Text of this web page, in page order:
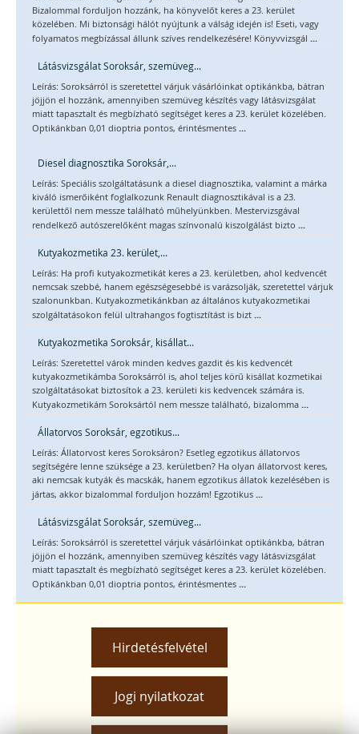
Bizalommal forduljon hozzánk, ha könyvelőt keres a 23. kerület
közelében. Mi biztonsági hálót nyújtunk a válság idején is! Eseti, vagy
folyamatos megbízással állunk szíves rendelkezésére! Könyvvizsgál ...
Látásvizsgálat Soroksár, szemüveg...
Leírás: Soroksárról is szeretettel várjuk vásárlóinkat optikánkba, bátran
jöjjön el hozzánk, amennyiben szemüveg készítés vagy látásvizsgálat
miatt tapasztalt és megbízható segítséget keres a 23. kerület közelében.
Optikánkban 0,01 dioptria pontos, érintésmentes ...
Diesel diagnosztika Soroksár,...
Leírás: Speciális szolgáltatásunk a diesel diagnosztika, valamint a márka
kiváló ismerőiként foglalkozunk Renault diagnosztikával is a 23.
kerülettől nem messze található műhelyünkben. Mestervizsgával
rendelkező autószerelőként magas színvonalú kiszolgálást bizto ...
Kutyakozmetika 23. kerület,...
Leírás: Ha profi kutyakozmetikát keres a 23. kerületben, ahol kedvencét
nemcsak szebbé, hanem egészségesebbé is varázsolják, szeretettel várjuk
szalonunkban. Kutyakozmetikánkban az általános kutyakozmetikai
szolgáltatásokon felül ultrahangos fogtisztítást is bizt ...
Kutyakozmetika Soroksár, kisállat...
Leírás: Szeretettel várok minden kedves gazdit és kis kedvencét
kutyakozmetikámba Soroksárról is, ahol teljes körű kisállat kozmetikai
szolgáltatásokat biztosítok a 23. kerületi kis kedvencek számára is.
Kutyakozmetikám Soroksártól nem messze található, bizalomma ...
Állatorvos Soroksár, egzotikus...
Leírás: Állatorvost keres Soroksáron? Esetleg egzotikus állatorvos
segítségére lenne szüksége a 23. kerületben? Ha olyan állatorvost keres,
aki nemcsak kutyák és macskák, hanem egzotikus állatok kezelésében is
jártas, akkor bizalommal forduljon hozzám! Egzotikus ...
Látásvizsgálat Soroksár, szemüveg...
Leírás: Soroksárról is szeretettel várjuk vásárlóinkat optikánkba, bátran
jöjjön el hozzánk, amennyiben szemüveg készítés vagy látásvizsgálat
miatt tapasztalt és megbízható segítséget keres a 23. kerület közelében.
Optikánkban 0,01 dioptria pontos, érintésmentes ...
Hirdetésfelvétel
Jogi nyilatkozat